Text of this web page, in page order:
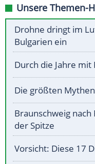
Unsere Themen-
Drohne dringt im
Bulgarien ein
Durch die Jahre
Die größten
Braunschweig
der Spitze
Vorsicht: Diese 17